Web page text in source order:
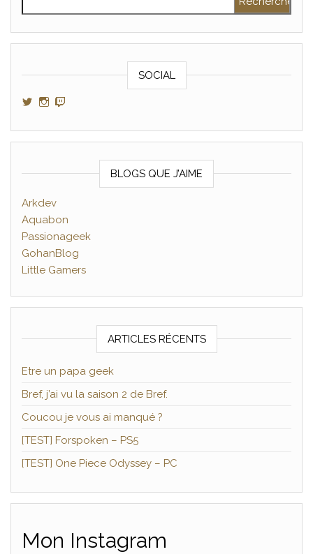
SOCIAL
Voir le profil de GamerAltris sur Twitter
Voir le profil de GamerAltris sur Instagram
BLOGS QUE J’AIME
Arkdev
Aquabon
Passionageek
GohanBlog
Little Gamers
ARTICLES RÉCENTS
Etre un papa geek
Bref, j’ai vu la saison 2 de Bref.
Coucou je vous ai manqué ?
[TEST] Forspoken – PS5
[TEST] One Piece Odyssey – PC
Mon Instagram